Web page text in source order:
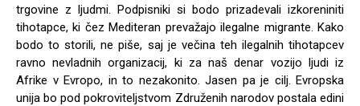
trgovine z ljudmi. Podpisniki si bodo prizadevali izkoreniniti
tihotapce, ki čez Mediteran prevažajo ilegalne migrante. Kako
bodo to storili, ne piše, saj je večina teh ilegalnih tihotapcev
ravno nevladnih organizacij, ki za naš denar vozijo ljudi iz
Afrike v Evropo, in to nezakonito. Jasen pa je cilj. Evropska
unija bo pod pokroviteljstvom Združenih narodov postala edini